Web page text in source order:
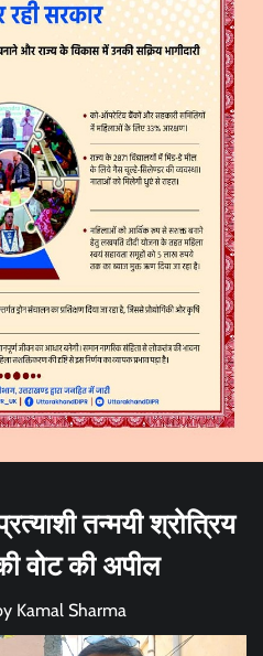
तन्मयी श्रोत्रिय
वोट की अपील
Kamal Sharma